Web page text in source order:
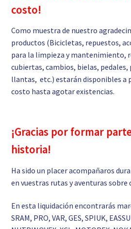
costo!
Como muestra de nuestro
productos (Bicicletas, repuestos,
para la limpieza y mantenimiento,
cubiertas, cambios, bielas, pedales,
llantas, etc.) estarán disponibles a
costo hasta agotar existencias.
¡Gracias por formar
historia!
Ha sido un placer acompañaros
en vuestras rutas y aventuras sobre
En esta liquidación encontrarás
SRAM, PRO, VAR, GES, SPIUK,